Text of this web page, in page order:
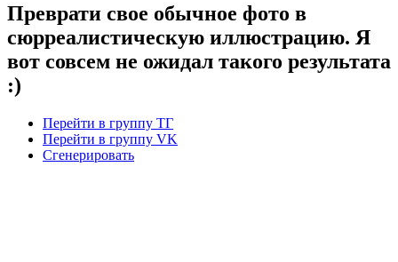
Преврати свое обычное фото в
сюрреалистическую иллюстрацию. Я
вот совсем не ожидал такого результата
:)
Перейти в группу ТГ
Перейти в группу VK
Сгенерировать